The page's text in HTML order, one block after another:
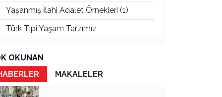
Yaşanmış İlahi Adalet Örnekleri (1)
Türk Tipi Yaşam Tarzımız
Katil Ağaçlar
Keşke Herkes Sevdiği ve İyi Bildiği İşi
Yapsa
OKUNAN
MAKALELER